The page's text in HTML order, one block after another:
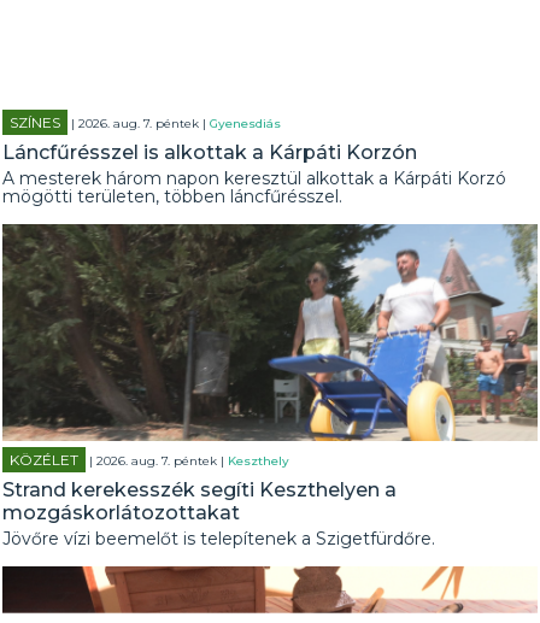
SZÍNES | 2026. aug. 7. péntek |Gyenesdiás
Láncfűrésszel is alkottak a Kárpáti Korzón
A mesterek három napon keresztül alkottak a Kárpáti Korzó
mögötti területen, többen láncfűrésszel.
KÖZÉLET | 2026. aug. 7. péntek | Keszthely
Strand kerekesszék segíti Keszthelyen a
mozgáskorlátozottakat
Jövőre vízi beemelőt is telepítenek a Szigetfürdőre.